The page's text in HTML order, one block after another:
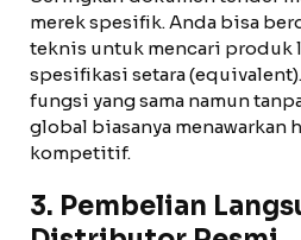
merek spesifik. Anda bisa
teknis untuk mencari produk
spesifikasi setara
fungsi yang sama namun
global biasanya menawarkan
kompetitif.
3. Pembelian